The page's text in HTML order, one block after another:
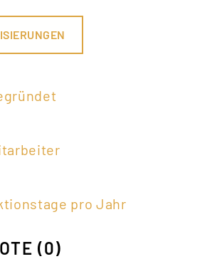
pro Jahr
(0)